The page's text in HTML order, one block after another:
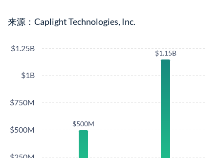
来源：Caplight Technologies, Inc.
$500M
$500M
$1.15B
$1.15B
$500M
$750M
$1B
$1.25B